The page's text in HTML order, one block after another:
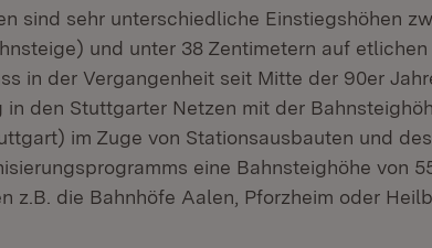
sind sehr unterschiedliche Einstiegshöhen
und unter 38 Zentimetern auf etlichen
in der Vergangenheit seit Mitte der 90er
in den Stuttgarter Netzen mit der
im Zuge von Stationsausbauten und des
eine Bahnsteighöhe von
z.B. die Bahnhöfe Aalen, Pforzheim oder